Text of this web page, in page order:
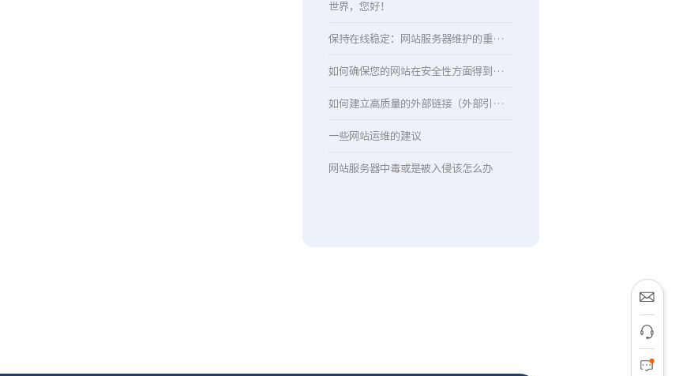
世界，您好！
保持在线稳定：网站服务器维护的重要性
如何确保您的网站在安全性方面得到保…
如何建立高质量的外部链接（外部引用…
一些网站运维的建议
网站服务器中毒或是被入侵该怎么办